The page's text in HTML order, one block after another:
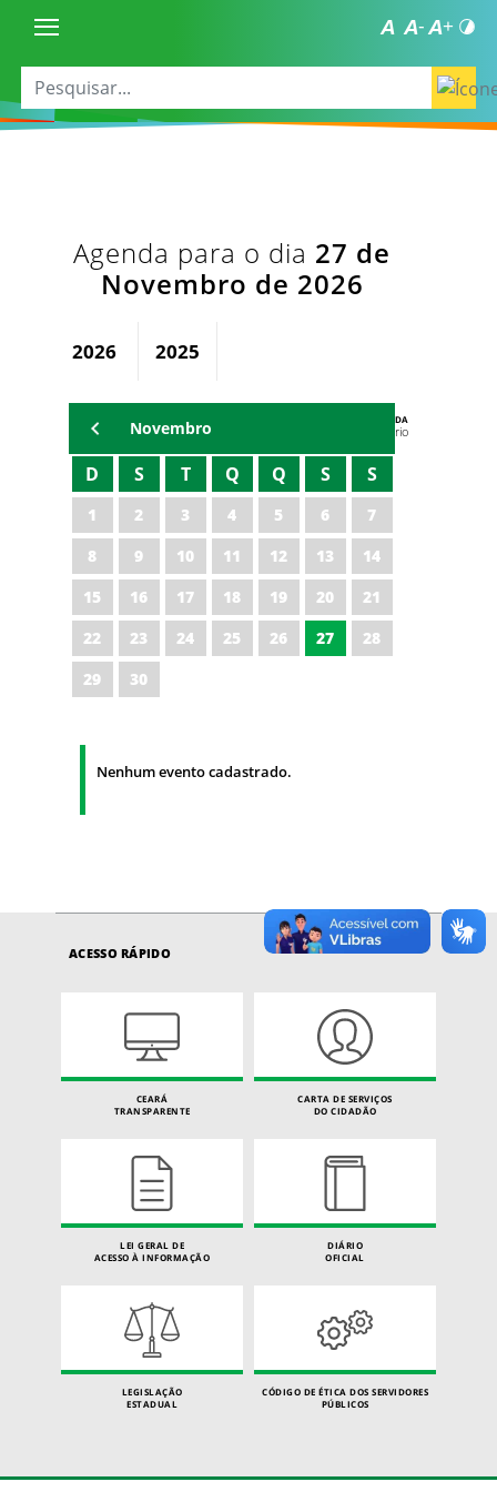
Agenda para o dia 27 de
Novembro de 2026
2026 2025
AGENDA
Secretário
Novembro
D S T Q Q S S
1 2 3 4 5 6
7
8
9 10 11 12 13
14
15
16 17 18 19 20
21
22
23 24 25 26 27
28
29
30
Nenhum evento cadastrado.
ACESSO RÁPIDO
CEARÁ
TRANSPARENTE
CARTA DE SERVIÇOS
DO CIDADÃO
LEI GERAL DE
ACESSO À INFORMAÇÃO
DIÁRIO
OFICIAL
LEGISLAÇÃO
ESTADUAL
CÓDIGO DE ÉTICA DOS SERVIDORES
PÚBLICOS